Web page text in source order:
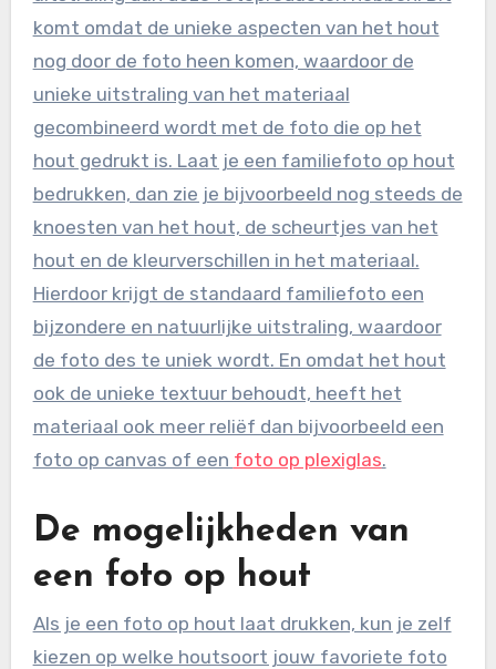
komt omdat de unieke aspecten van het hout
nog door de foto heen komen, waardoor de
unieke uitstraling van het materiaal
gecombineerd wordt met de foto die op het
hout gedrukt is. Laat je een familiefoto op hout
bedrukken, dan zie je bijvoorbeeld nog steeds de
knoesten van het hout, de scheurtjes van het
hout en de kleurverschillen in het materiaal.
Hierdoor krijgt de standaard familiefoto een
bijzondere en natuurlijke uitstraling, waardoor
de foto des te uniek wordt. En omdat het hout
ook de unieke textuur behoudt, heeft het
materiaal ook meer reliëf dan bijvoorbeeld een
foto op canvas of een foto op plexiglas.
De mogelijkheden van
een foto op hout
Als je een foto op hout laat drukken, kun je zelf
kiezen op welke houtsoort jouw favoriete foto